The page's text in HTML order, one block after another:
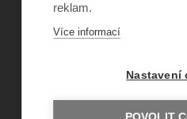
©Obecně prospěšná
ISSN
Odběr
reklam.
Více informací
Nastavení